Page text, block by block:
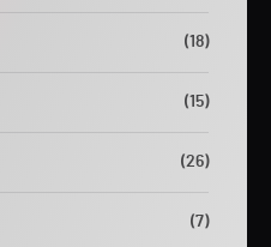
(18)
(15)
(26)
(7)